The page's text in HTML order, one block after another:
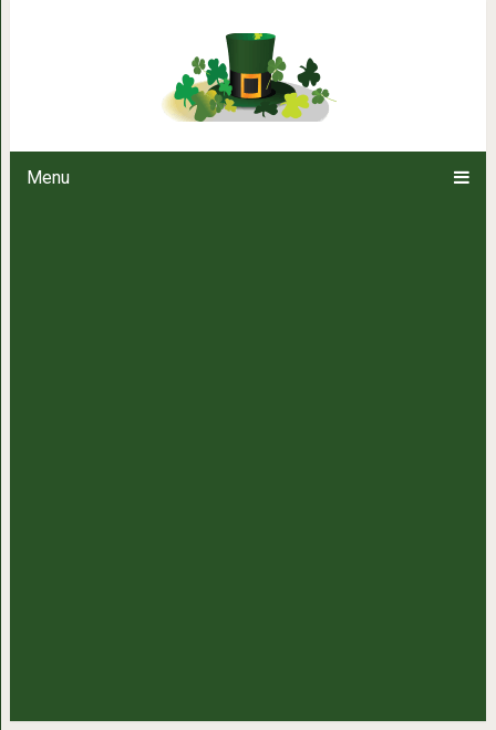
Menu
Султан Сулейман изменился.